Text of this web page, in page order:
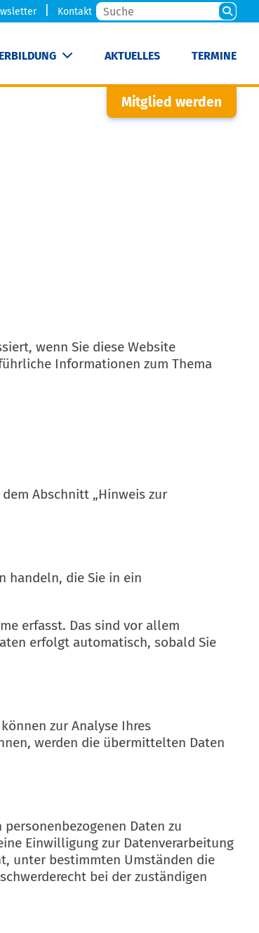
Kontakt
AKTUELLES TERMINE
Mitglied werden
wenn Sie diese Website
Informationen zum Thema
Abschnitt „Hinweis zur
handeln, die Sie in ein
erfasst. Das sind vor allem
erfolgt automatisch, sobald Sie
zur Analyse Ihres
werden die übermittelten Daten
Daten zu
Einwilligung zur Datenverarbeitung
unter bestimmten Umständen die
bei der zuständigen